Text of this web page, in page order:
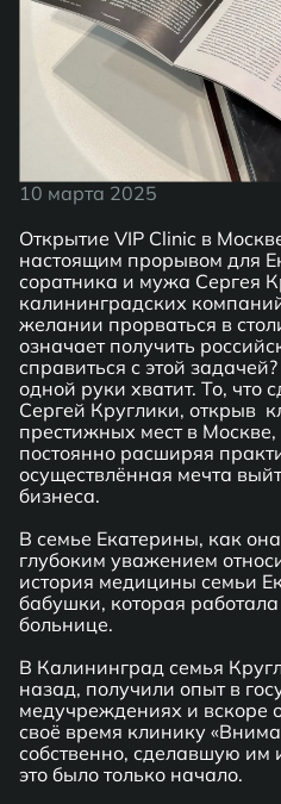
10 марта 2025
Открытие VIP Clinic в
настоящим прорывом для
соратника и мужа Сергея
калининградских
желании прорваться в
означает получить
справиться с этой
одной руки хватит. То, что
Сергей Круглики, открыв
престижных мест в Москве,
постоянно расширяя
осуществлённая мечта
бизнеса.
В семье Екатерины, как
глубоким уважением
история медицины семьи
бабушки, которая
больнице.
В Калининград семья
назад, получили опыт в
медучреждениях и вскоре
своё время клинику
собственно, сделавшую
это было только начало.